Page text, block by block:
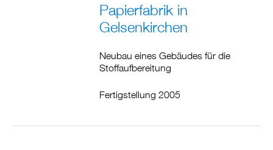
Papierfabrik in
Gelsenkirchen
Neubau eines Gebäudes für die
Stoffaufbereitung
Fertigstellung 2005